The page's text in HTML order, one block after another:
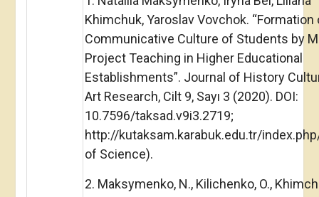
Khimchuk, Yaroslav Vovchok. “Formation
Communicative Culture of Students by
Project Teaching in Higher Educational
Establishments”. Journal of History
Art Research, Cilt 9, Sayı 3 (2020). DOI:
10.7596/taksad.v9i3.2719;
http://kutaksam.karabuk.edu.tr/
of Science).
2. Maksymenko, N., Kilichenko, O.,